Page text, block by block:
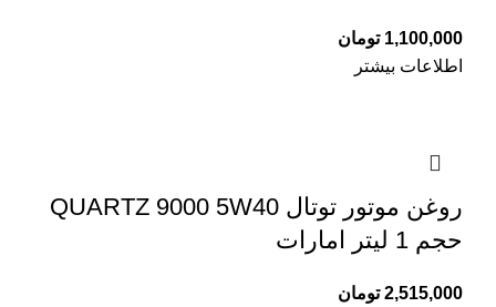
1,100,000 تومان
اطلاعات بیشتر
روغن موتور توتال QUARTZ 9000 5W40
حجم 1 لیتر امارات
2,515,000 تومان